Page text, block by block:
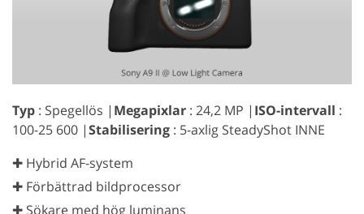
Typ : Spegellös | Megapixlar : 24,2 MP | ISO-intervall :
100-25 600 |Stabilisering : 5-axlig SteadyShot INNE
✚ Hybrid AF-system
✚ Förbättrad bildprocessor
✚ Sökare med hög luminans